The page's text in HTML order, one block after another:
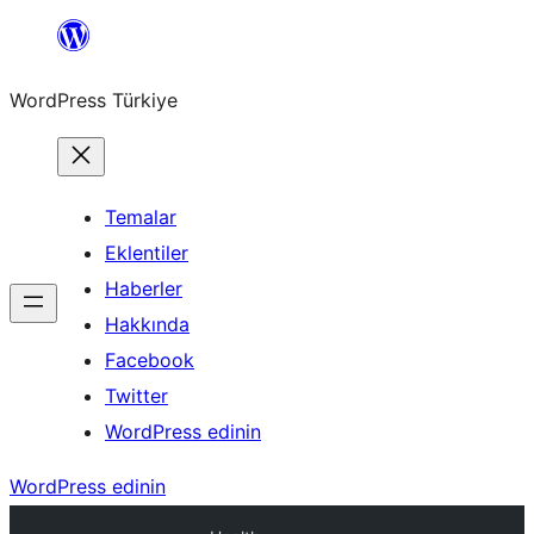
İçeriğe
WordPress Türkiye
Temalar
Eklentiler
Haberler
Hakkında
Facebook
Twitter
WordPress edinin
WordPress edinin